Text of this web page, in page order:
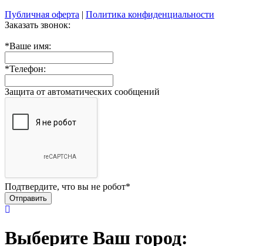
Публичная оферта | Политика конфиденциальности
Заказать звонок:
*Ваше имя:
*Телефон:
Защита от автоматических сообщений
Подтвердите, что вы не робот*
Выберите Ваш город: